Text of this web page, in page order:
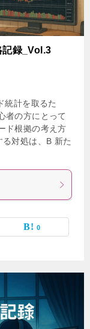
記録_Vol.3
統計を取るた
者の方にとって
ド根拠の考え方
対処は、B 新た
0